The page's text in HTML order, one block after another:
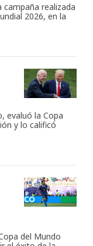
realizada
2026, en la
evaluó la Copa
y lo calificó
del Mundo